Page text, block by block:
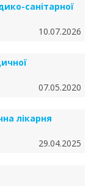
санітарної
10.07.2026
07.05.2020
лікарня
29.04.2025